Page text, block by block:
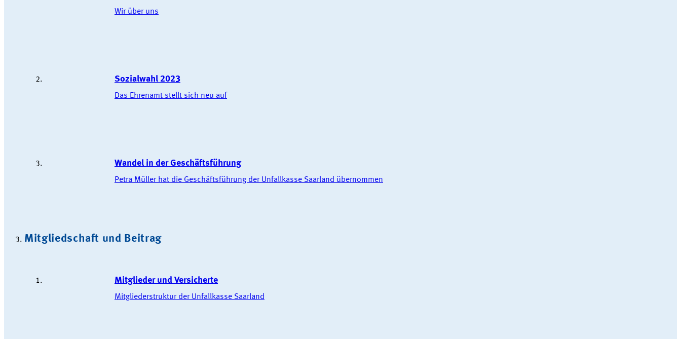
Wir über uns
Sozialwahl 2023
Das Ehrenamt stellt sich neu auf
Wandel in der Geschäftsführung
Petra Müller hat die Geschäftsführung der Unfallkasse Saarland übernommen
Mitgliedschaft und Beitrag
Mitglieder und Versicherte
Mitgliederstruktur der Unfallkasse Saarland